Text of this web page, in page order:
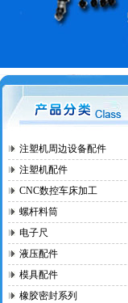
注塑机周边设备配件
注塑机配件
CNC数控车床加工
螺杆料筒
电子尺
液压配件
模具配件
橡胶密封系列